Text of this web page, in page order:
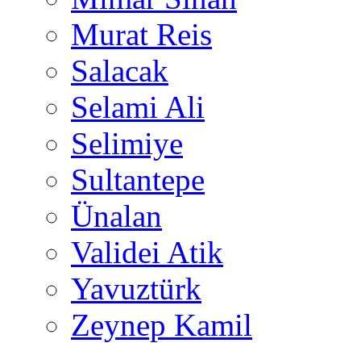
Murat Reis
Salacak
Selami Ali
Selimiye
Sultantepe
Ünalan
Validei Atik
Yavuztürk
Zeynep Kamil